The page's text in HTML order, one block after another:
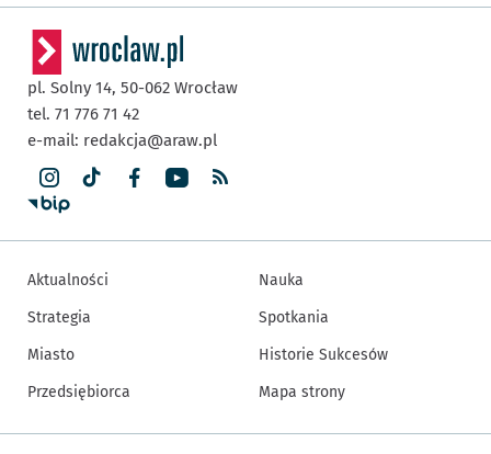
pl. Solny 14, 50-062 Wrocław
tel. 71 776 71 42
e-mail: redakcja@araw.pl
Aktualności
Strategia
Miasto
Przedsiębiorca
Nauka
Spotkania
Historie Sukcesów
Mapa strony